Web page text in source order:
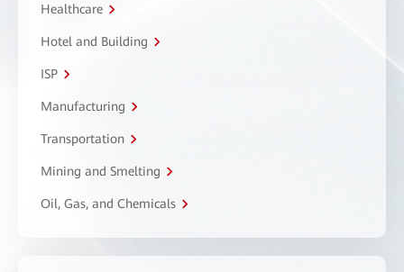
Healthcare
Hotel and Building
ISP
Manufacturing
Transportation
Mining and Smelting
Oil, Gas, and Chemicals